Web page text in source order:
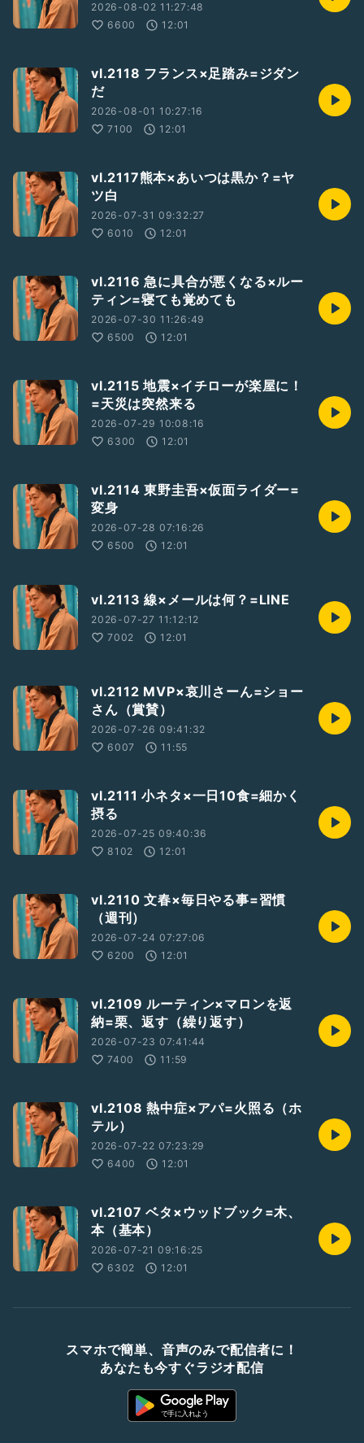
2026-08-02 11:27:48
6600
12:01
vl.2118 フランス×足踏み=ジダン
だ
2026-08-01 10:27:16
7100
12:01
vl.2117熊本×あいつは黒か？=ヤ
ツ白
2026-07-31 09:32:27
6010
12:01
vl.2116 急に具合が悪くなる×ルー
ティン=寝ても覚めても
2026-07-30 11:26:49
6500
12:01
vl.2115 地震×イチローが楽屋に！
=天災は突然来る
2026-07-29 10:08:16
6300
12:01
vl.2114 東野圭吾×仮面ライダー=
変身
2026-07-28 07:16:26
6500
12:01
vl.2113 線×メールは何？=LINE
2026-07-27 11:12:12
7002
12:01
vl.2112 MVP×哀川さーん=ショー
さん（賞賛）
2026-07-26 09:41:32
6007
11:55
vl.2111 小ネタ×一日10食=細かく
摂る
2026-07-25 09:40:36
8102
12:01
vl.2110 文春×毎日やる事=習慣
（週刊）
2026-07-24 07:27:06
6200
12:01
vl.2109 ルーティン×マロンを返
納=栗、返す（繰り返す）
2026-07-23 07:41:44
7400
11:59
vl.2108 熱中症×アパ=火照る（ホ
テル）
2026-07-22 07:23:29
6400
12:01
vl.2107 ベタ×ウッドブック=木、
本（基本）
2026-07-21 09:16:25
6302
12:01
スマホで簡単、音声のみで配信者に！
あなたも今すぐラジオ配信